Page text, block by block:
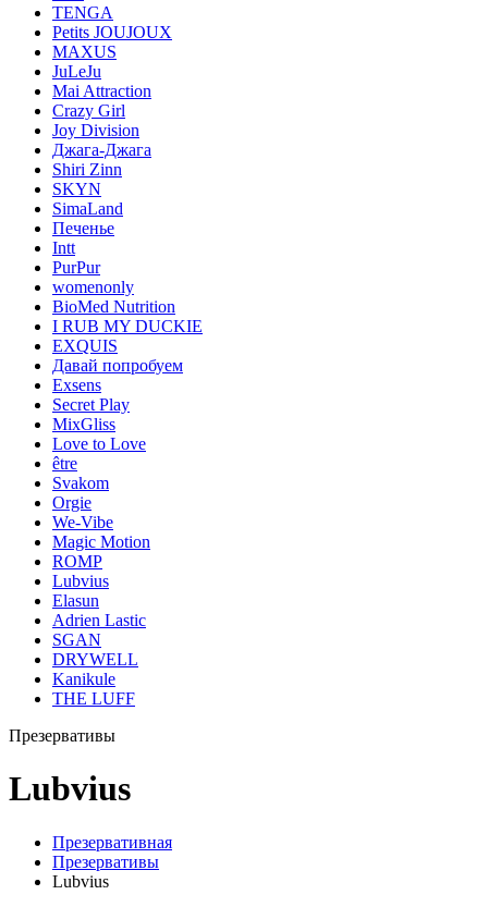
TENGA
Petits JOUJOUX
MAXUS
JuLeJu
Mai Attraction
Crazy Girl
Joy Division
Джага-Джага
Shiri Zinn
SKYN
SimaLand
Печенье
Intt
PurPur
womenonly
BioMed Nutrition
I RUB MY DUCKIE
EXQUIS
Давай попробуем
Exsens
Secret Play
MixGliss
Love to Love
être
Svakom
Orgie
We-Vibe
Magic Motion
ROMP
Lubvius
Elasun
Adrien Lastic
SGAN
DRYWELL
Kanikule
THE LUFF
Презервативы
Lubvius
Презервативная
Презервативы
Lubvius